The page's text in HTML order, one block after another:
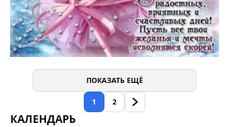
ПОКАЗАТЬ ЕЩЁ
1 2
КАЛЕНДАРЬ